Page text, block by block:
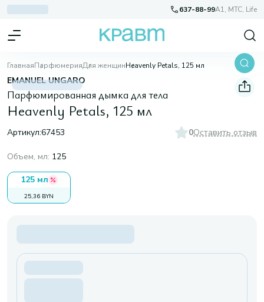
637-88-99A1, МТС, Life
ГлавнаяПарфюмерияДля женщинHeavenly Petals, 125 мл
EMANUEL UNGARO
Парфюмированная дымка для тела
Heavenly Petals, 125 мл
Артикул:67453 0Оставить отзыв
Объем, мл: 125
125 мл
25,36 BYN